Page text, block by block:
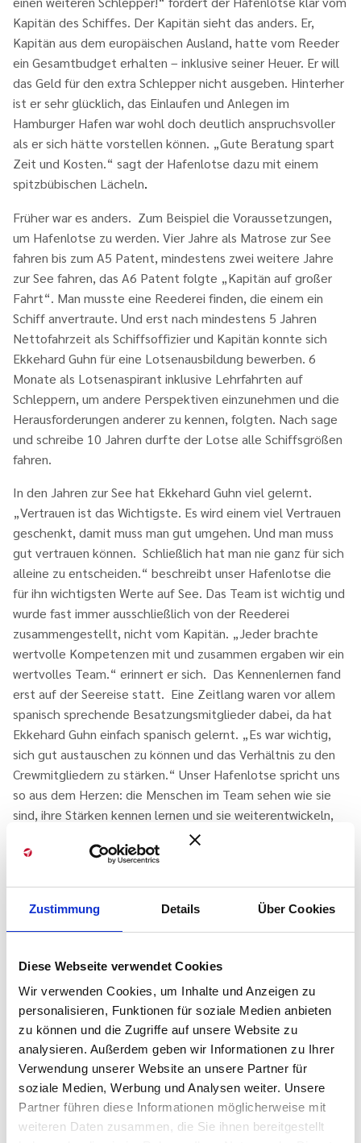
Zustimmung Details Über Cookies
Diese Webseite verwendet Cookies
Wir verwenden Cookies, um Inhalte und Anzeigen zu
personalisieren, Funktionen für soziale Medien anbieten
zu können und die Zugriffe auf unsere Website zu
analysieren. Außerdem geben wir Informationen zu Ihrer
Verwendung unserer Website an unsere Partner für
soziale Medien, Werbung und Analysen weiter. Unsere
Partner führen diese Informationen möglicherweise mit
weiteren Daten zusammen, die Sie ihnen bereitgestellt
Kapitän des Schiffes. Der Kapitän sieht das anders. Er,
Kapitän aus dem europäischen Ausland, hatte vom Reeder
ein Gesamtbudget erhalten – inklusive seiner Heuer. Er will
das Geld für den extra Schlepper nicht ausgeben. Hinterher
ist er sehr glücklich, das Einlaufen und Anlegen im
Hamburger Hafen war wohl doch deutlich anspruchsvoller
als er sich hätte vorstellen können. „Gute Beratung spart
Zeit und Kosten.“ sagt der Hafenlotse dazu mit einem
spitzbübischen Lächeln.
Früher war es anders. Zum Beispiel die Voraussetzungen,
um Hafenlotse zu werden. Vier Jahre als Matrose zur See
fahren bis zum A5 Patent, mindestens zwei weitere Jahre
zur See fahren, das A6 Patent folgte „Kapitän auf großer
Fahrt“. Man musste eine Reederei finden, die einem ein
Schiff anvertraute. Und erst nach mindestens 5 Jahren
Nettofahrzeit als Schiffsoffizier und Kapitän konnte sich
Ekkehard Guhn für eine Lotsenausbildung bewerben. 6
Monate als Lotsenaspirant inklusive Lehrfahrten auf
Schleppern, um andere Perspektiven einzunehmen und die
Herausforderungen anderer zu kennen, folgten. Nach sage
und schreibe 10 Jahren durfte der Lotse alle Schiffsgrößen
fahren.
In den Jahren zur See hat Ekkehard Guhn viel gelernt.
„Vertrauen ist das Wichtigste. Es wird einem viel Vertrauen
geschenkt, damit muss man gut umgehen. Und man muss
gut vertrauen können. Schließlich hat man nie ganz für sich
alleine zu entscheiden.“ beschreibt unser Hafenlotse die
für ihn wichtigsten Werte auf See. Das Team ist wichtig und
wurde fast immer ausschließlich von der Reederei
zusammengestellt, nicht vom Kapitän. „Jeder brachte
wertvolle Kompetenzen mit und zusammen ergaben wir ein
wertvolles Team.“ erinnert er sich. Das Kennenlernen fand
erst auf der Seereise statt. Eine Zeitlang waren vor allem
spanisch sprechende Besatzungsmitglieder dabei, da hat
Ekkehard Guhn einfach spanisch gelernt. „Es war wichtig,
sich gut austauschen zu können und das Verhältnis zu den
Crewmitgliedern zu stärken.“ Unser Hafenlotse spricht uns
so aus dem Herzen: die Menschen im Team sehen wie sie
sind, ihre Stärken kennen lernen und sie weiterentwickeln,
das Team verbinden, einen guten Kontakt etablieren und
immer wieder gut kommunizieren erfahren auch wir immer
„Wir sind Berater, wir kennen das Revier.“
Der Hafenlotse muss sein Gebiet extrem gut kennen, und
ständig andere Situation durch Tideunterschiede sowie
weitere Verkehrsteilnehmer. Auch das jeweilige Schiff und
dessen Manövrierfähigkeit muss er kennen. Wenn der
Hafenlotse ein Schiff aus dem Hafen begleitet, hat er
etwas Zeit, um sich vorbereiten zu können. Bei
einlaufenden Schiffen ist das eher selten möglich. Die
Situation erleben unsere Kunden und somit auch wir ähnlich